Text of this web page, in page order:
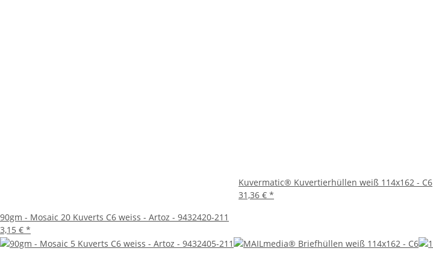
90gm - Mosaic 20 Kuverts C6 weiss - Artoz - 9432420-211
3,15 € *
Kuvermatic® Kuvertierhüllen weiß 114x162 - C6
31,36 € *